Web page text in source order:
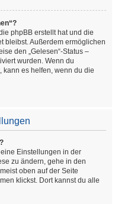
phpBB erstellt hat und die
bleibst. Außerdem ermöglichen
den „Gelesen“-Status –
wurden. Wenn du
kann es helfen, wenn du die
Einstellungen in der
zu ändern, gehe in den
oben auf der Seite
klickst. Dort kannst du alle